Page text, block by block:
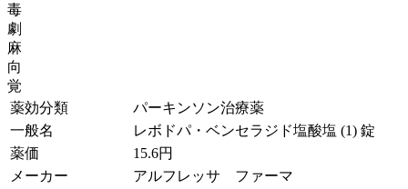
毒
劇
麻
向
覚
薬効分類
パーキンソン治療薬
一般名
レボドパ・ベンセラジド塩酸塩 (1) 錠
薬価
15.6円
メーカー
アルフレッサ ファーマ